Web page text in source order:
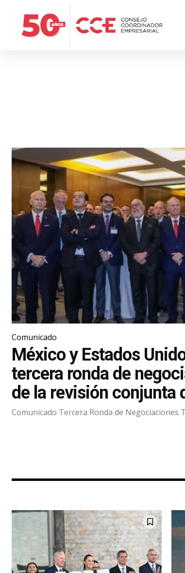
Comunicado
México y Estados
tercera ronda de
de la revisión conjunta
Comunicado Tercera Ronda de Negociaciones